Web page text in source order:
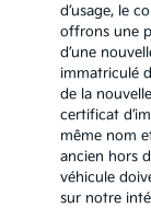
d’usage, le
offrons une
d’une
immatriculé
de la
certificat
même nom
ancien hors
véhicule
sur notre